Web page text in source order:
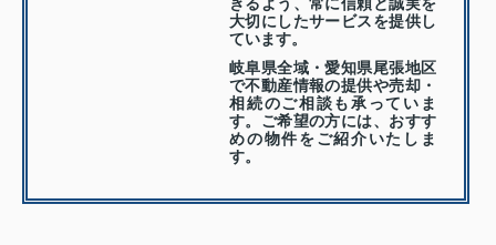
大切にしたサービスを提供し
ています。
岐阜県全域・愛知県尾張地区
で不動産情報の提供や売却・
相続のご相談も承っていま
す。ご希望の方には、おすす
めの物件をご紹介いたしま
す。